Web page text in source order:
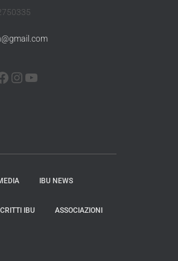
IBU NEWS
IBU ASSOCIAZIONI